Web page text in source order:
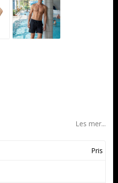
Les mer...
Pris